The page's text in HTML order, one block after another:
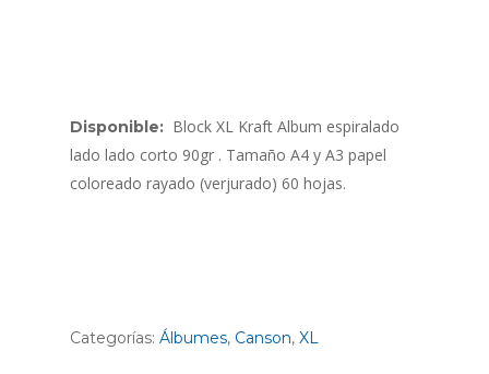
Disponible: Block XL Kraft Album espiralado
lado lado corto 90gr . Tamaño A4 y A3 papel
coloreado rayado (verjurado) 60 hojas.
Categorías: Álbumes, Canson, XL